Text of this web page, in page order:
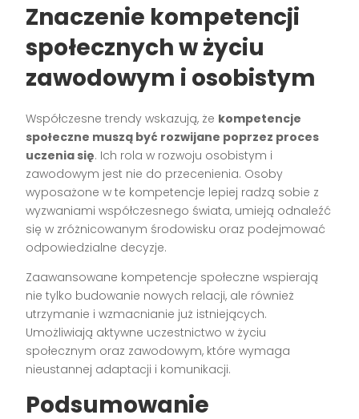
Znaczenie kompetencji
społecznych w życiu
zawodowym i osobistym
Współczesne trendy wskazują, że kompetencje
społeczne muszą być rozwijane poprzez proces
uczenia się. Ich rola w rozwoju osobistym i
zawodowym jest nie do przecenienia. Osoby
wyposażone w te kompetencje lepiej radzą sobie z
wyzwaniami współczesnego świata, umieją odnaleźć
się w zróżnicowanym środowisku oraz podejmować
odpowiedzialne decyzje.
Zaawansowane kompetencje społeczne wspierają
nie tylko budowanie nowych relacji, ale również
utrzymanie i wzmacnianie już istniejących.
Umożliwiają aktywne uczestnictwo w życiu
społecznym oraz zawodowym, które wymaga
nieustannej adaptacji i komunikacji.
Podsumowanie